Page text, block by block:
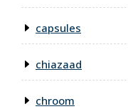
capsules
chiazaad
chroom